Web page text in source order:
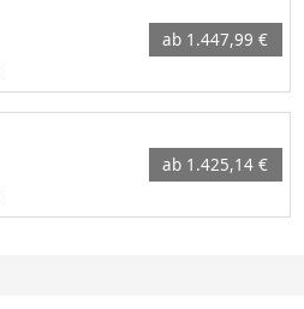
ab 1.447,99 €
ab 1.425,14 €